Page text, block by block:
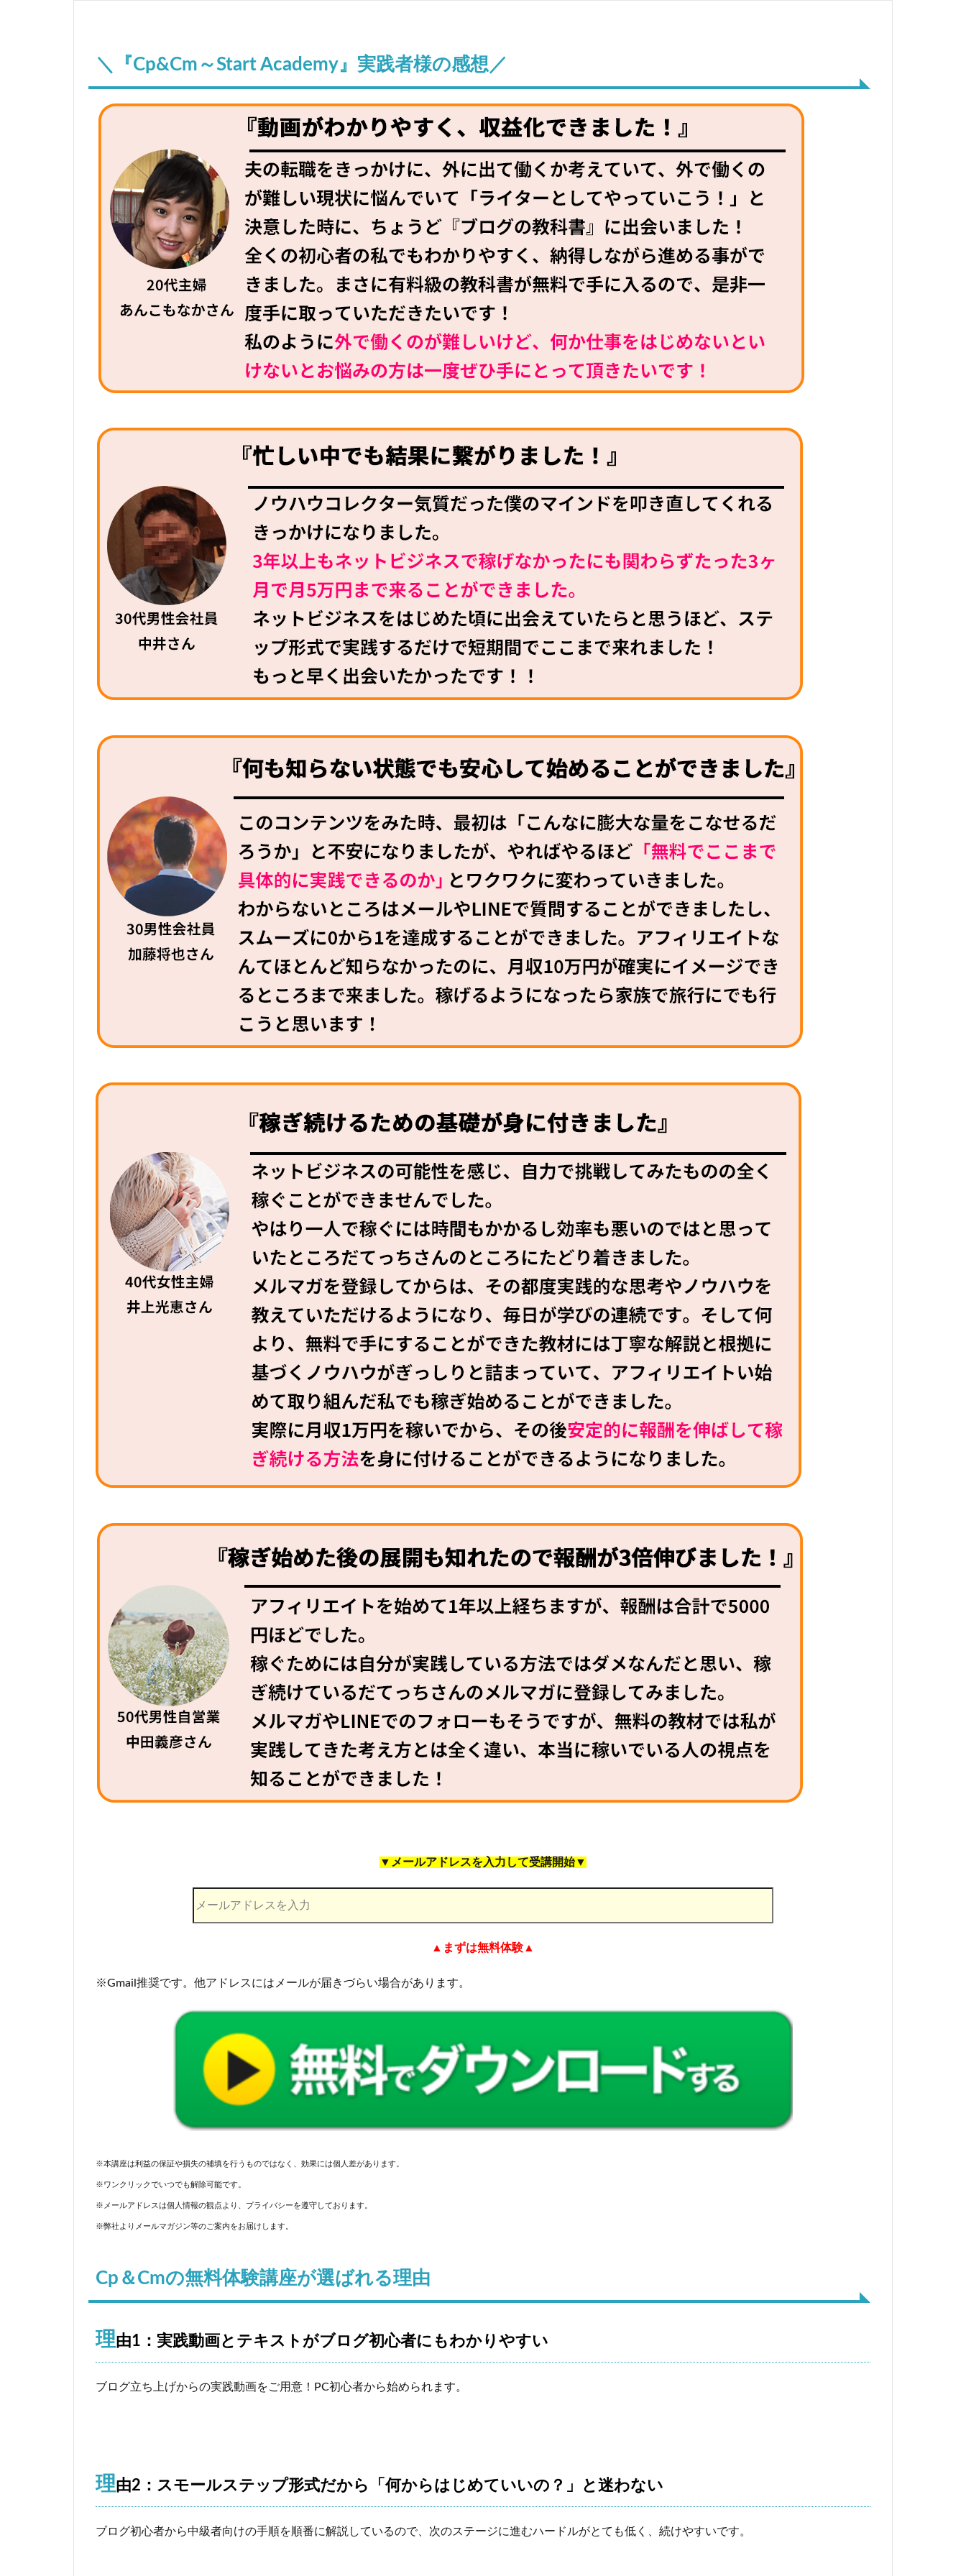
＼『Cp&Cm～Start Academy』実践者様の感想／
▼メールアドレスを入力して受講開始▼
▲まずは無料体験▲
※Gmail推奨です。他アドレスにはメールが届きづらい場合があります。
※本講座は利益の保証や損失の補填を行うものではなく、効果には個人差があります。
※ワンクリックでいつでも解除可能です。
※メールアドレスは個人情報の観点より、プライバシーを遵守しております。
※弊社よりメールマガジン等のご案内をお届けします。
Cp＆Cmの無料体験講座が選ばれる理由
理由1：実践動画とテキストがブログ初心者にもわかりやすい
ブログ立ち上げからの実践動画をご用意！PC初心者から始められます。
理由2：スモールステップ形式だから「何からはじめていいの？」と迷わない
ブログ初心者から中級者向けの手順を順番に解説しているので、次のステージに進むハードルがとても低く、続けやすいです。